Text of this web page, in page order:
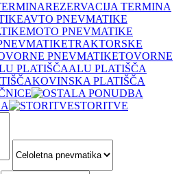
REZERVACIJA TERMINA
AVTO PNEVMATIKE
MOTO PNEVMATIKE
TRAKTORSKE
TOVORNE
ALU PLATIŠČA
KOVINSKA PLATIŠČA
STORITVE